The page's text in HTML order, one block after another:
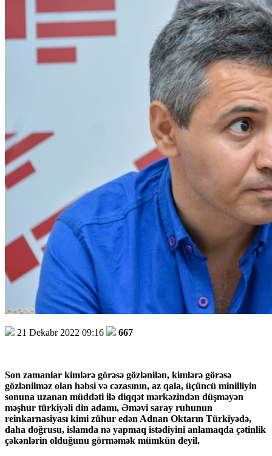
21 Dekabr 2022 09:16 667
Son zamanlar kimlərə görəsə gözlənilən, kimlərə görəsə
gözlənilməz olan həbsi və cəzasının, az qala, üçüncü minilliyin
sonuna uzanan müddəti ilə diqqət mərkəzindən düşməyən
məşhur türkiyəli din adamı, Əməvi saray ruhunun
reinkarnasiyası kimi zühur edən Adnan Oktarın Türkiyədə,
daha doğrusu, islamda nə yapmaq istədiyini anlamaqda çətinlik
çəkənlərin olduğunu görməmək mümkün deyil.